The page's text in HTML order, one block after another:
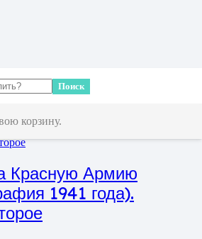
Поиск
корзину.
Красную Армию
1941 года).